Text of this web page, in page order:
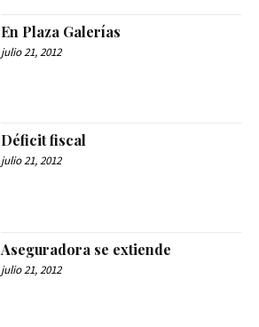
En Plaza Galerías
julio 21, 2012
Déficit fiscal
julio 21, 2012
Aseguradora se extiende
julio 21, 2012